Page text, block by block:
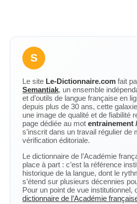
S
Le site Le-Dictionnaire.com fait
Semantiak, un ensemble
et d’outils de langue française en
depuis plus de 30 ans, cette
une image de qualité et de fiabilité
page dédiée au mot entrainement
s’inscrit dans un travail régulier de
vérification éditoriale.
Le dictionnaire de l’Académie
place à part : c’est la référence
historique de la langue, dont le
s’étend sur plusieurs décennies
Pour un point de vue institutionnel,
dictionnaire de l’Académie